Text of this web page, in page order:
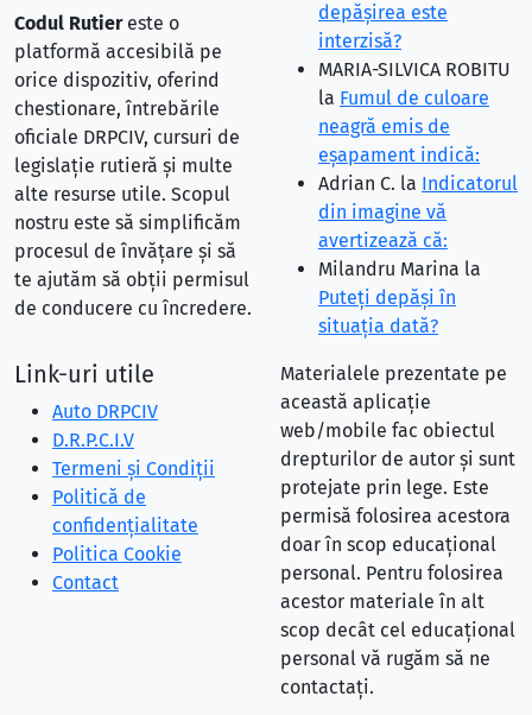
Codul Rutiereste o
platformă accesibilă pe
orice dispozitiv, oferind
chestionare, întrebările
oficiale DRPCIV, cursuri de
legislație rutieră și multe
alte resurse utile. Scopul
nostru este să simplificăm
procesul de învățare și să
te ajutăm să obții permisul
de conducere cu încredere.
depăşirea este
interzisă?
MARIA-SILVICA ROBITU
la Fumul de culoare
neagră emis de
eşapament indică:
Adrian C. la Indicatorul
din imagine vă
avertizează că:
Milandru Marina la
Puteţi depăşi în
situaţia dată?
Link-uri utile
Auto DRPCIV
D.R.P.C.I.V
Termeni și Condiții
Politică de
confidențialitate
Politica Cookie
Contact
Materialele prezentate pe
această aplicație
web/mobile fac obiectul
drepturilor de autor și sunt
protejate prin lege. Este
permisă folosirea acestora
doar în scop educațional
personal. Pentru folosirea
acestor materiale în alt
scop decât cel educațional
personal vă rugăm să ne
contactați.